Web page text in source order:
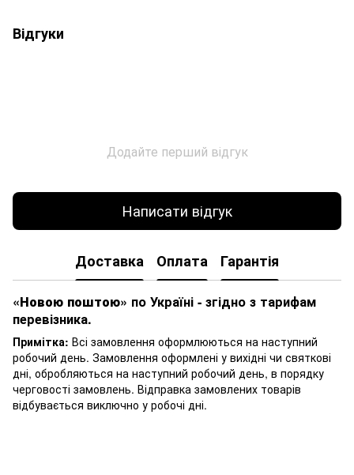
Відгуки
Додайте перший відгук
Написати відгук
Доставка Оплата Гарантія
«Новою поштою» по Україні - згідно з тарифам
перевізника.
Примітка: Всі замовлення оформлюються на наступний
робочий день. Замовлення оформлені у вихідні чи святкові
дні, обробляються на наступний робочий день, в порядку
черговості замовлень. Відправка замовлених товарів
відбувається виключно у робочі дні.